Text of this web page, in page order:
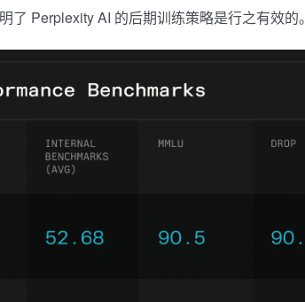
了 Perplexity AI 的后期训练策略是行之有效的。